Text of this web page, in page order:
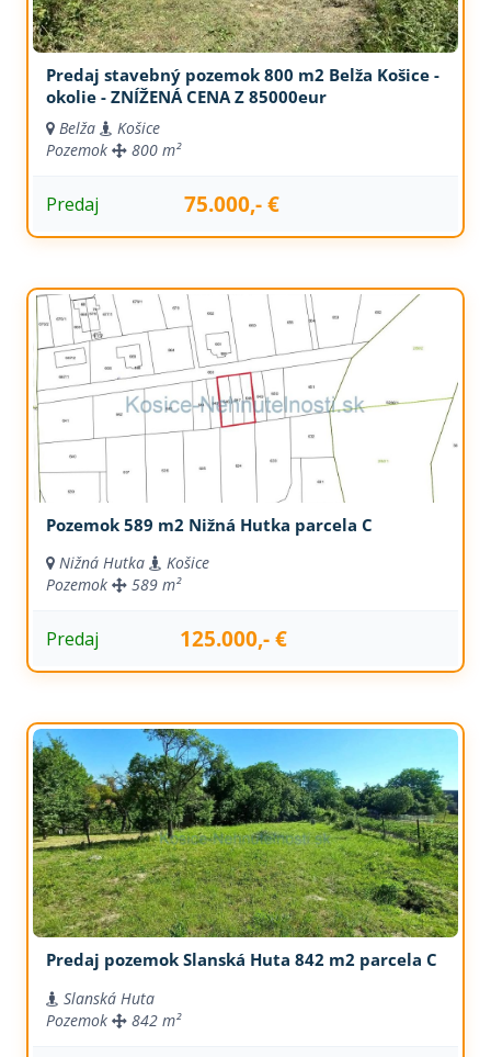
Predaj stavebný pozemok 800 m2 Belža Košice -
okolie - ZNÍŽENÁ CENA Z 85000eur
Belža
Košice
Pozemok
800 m²
Predaj 75.000,- €
Pozemok 589 m2 Nižná Hutka parcela C
Nižná Hutka
Košice
Pozemok
589 m²
Predaj 125.000,- €
Predaj pozemok Slanská Huta 842 m2 parcela C
Slanská Huta
Pozemok
842 m²